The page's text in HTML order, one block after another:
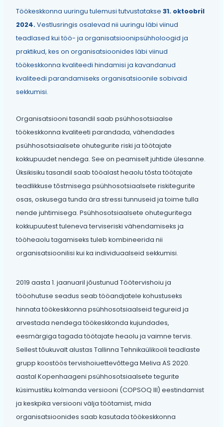
Töökeskkonna uuringu tulemusi tutvustatakse 31. oktoobril
2024. Vestlusringis osalevad nii uuringu läbi viinud
teadlased kui töö- ja organisatsioonipsühholoogid ja
praktikud, kes on organisatsioonides läbi viinud
töökeskkonna kvaliteedi hindamisi ja kavandanud
kvaliteedi parandamiseks organisatsioonile sobivaid
sekkumisi.
Organisatsiooni tasandil saab psühhosotsiaalse
töökeskkonna kvaliteeti parandada, vähendades
psühhosotsiaalsete ohutegurite riski ja töötajate
kokkupuudet nendega. See on peamiselt juhtide ülesanne.
Üksikisiku tasandil saab tööalast heaolu tõsta töötajate
teadlikkuse tõstmisega psühhosotsiaalsete riskitegurite
osas, oskusega tunda ära stressi tunnuseid ja toime tulla
nende juhtimisega. Psühhosotsiaalsete ohuteguritega
kokkupuutest tuleneva terviseriski vähendamiseks ja
tööheaolu tagamiseks tuleb kombineerida nii
organisatsioonilisi kui ka individuaalseid sekkumisi.
2019 aasta 1. jaanuaril jõustunud Töötervishoiu ja
tööohutuse seadus seab tööandjatele kohustuseks
hinnata töökeskkonna psühhosotsiaalseid tegureid ja
arvestada nendega töökeskkonda kujundades,
eesmärgiga tagada töötajate heaolu ja vaimne tervis.
Sellest tõukuvalt alustas Tallinna Tehnikaülikooli teadlaste
grupp koostöös tervishoiuettevõttega Meliva AS 2020.
aastal Kopenhaageni psühhosotsiaalsete tegurite
küsimustiku kolmanda versiooni (COPSOQ III) eestindamist
ja keskpika versiooni välja töötamist, mida
organisatsioonides saab kasutada töökeskkonna